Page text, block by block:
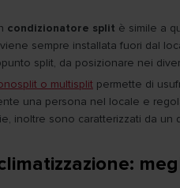
condizionatore split è simile a
sempre installata fuori dal
split, da posizionare nei
o multisplit permette di
una persona nel locale e
inoltre sono caratterizzati da un